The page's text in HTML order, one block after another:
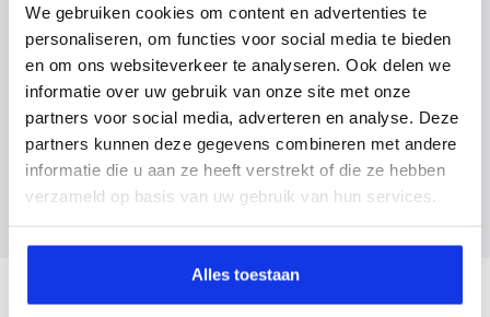
We gebruiken cookies om content en advertenties te
personaliseren, om functies voor social media te bieden
en om ons websiteverkeer te analyseren. Ook delen we
informatie over uw gebruik van onze site met onze
partners voor social media, adverteren en analyse. Deze
partners kunnen deze gegevens combineren met andere
informatie die u aan ze heeft verstrekt of die ze hebben
verzameld op basis van uw gebruik van hun services.
Alles toestaan
Inruilvoorstel aanvragen
Wanneer je foto’s meestuurt ontvang je op
maandag tot en met vrijdag binnen enkele uren
Veelgestelde vragen